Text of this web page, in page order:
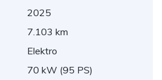
2025
7.103 km
Elektro
70 kW (95 PS)